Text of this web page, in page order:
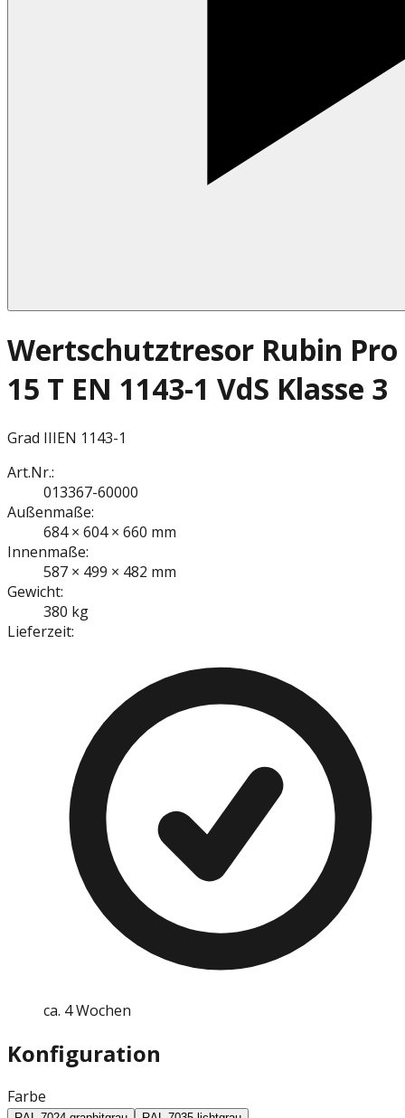
Wertschutztresor Rubin Pro
15 T EN 1143-1 VdS Klasse 3
Grad IIIEN 1143-1
Art.Nr.:
013367-60000
Außenmaße:
684 × 604 × 660 mm
Innenmaße:
587 × 499 × 482 mm
Gewicht:
380 kg
Lieferzeit:
ca. 4 Wochen
Konfiguration
Farbe